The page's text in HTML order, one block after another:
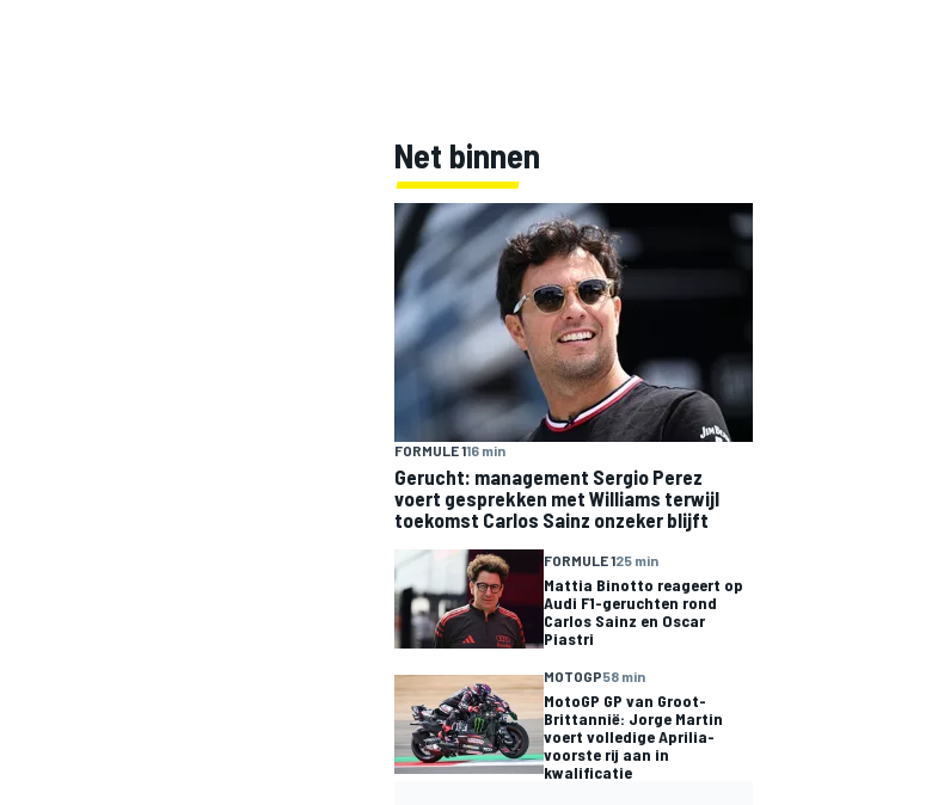
Net binnen
FORMULE 116 min
Gerucht: management Sergio Perez
voert gesprekken met Williams terwijl
toekomst Carlos Sainz onzeker blijft
FORMULE 125 min
Mattia Binotto reageert op
Audi F1-geruchten rond
Carlos Sainz en Oscar
Piastri
MOTOGP58 min
MotoGP GP van Groot-
Brittannië: Jorge Martin
voert volledige Aprilia-
voorste rij aan in
kwalificatie